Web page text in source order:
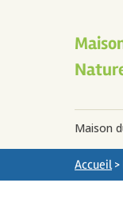
Maison
Accueil>